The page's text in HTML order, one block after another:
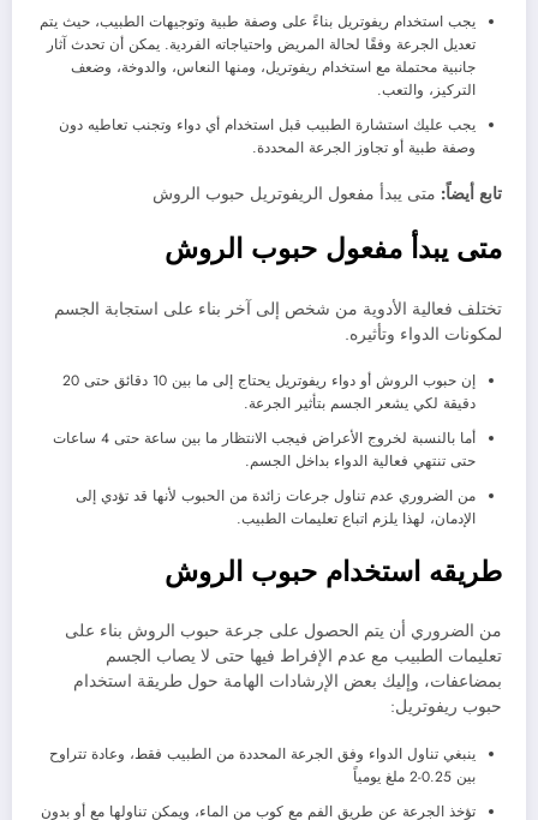
يجب استخدام ريفوتريل بناءً على وصفة طبية وتوجيهات الطبيب، حيث يتم
تعديل الجرعة وفقًا لحالة المريض واحتياجاته الفردية. يمكن أن تحدث آثار
جانبية محتملة مع استخدام ريفوتريل، ومنها النعاس، والدوخة، وضعف
التركيز، والتعب.
يجب عليك استشارة الطبيب قبل استخدام أي دواء وتجنب تعاطيه دون
وصفة طبية أو تجاوز الجرعة المحددة.
تابع أيضاً: متى يبدأ مفعول الريفوتريل حبوب الروش
متى يبدأ مفعول حبوب الروش
تختلف فعالية الأدوية من شخص إلى آخر بناء على استجابة الجسم
لمكونات الدواء وتأثيره.
إن حبوب الروش أو دواء ريفوتريل يحتاج إلى ما بين 10 دقائق حتى 20
دقيقة لكي يشعر الجسم بتأثير الجرعة.
أما بالنسبة لخروج الأعراض فيجب الانتظار ما بين ساعة حتى 4 ساعات
حتى تنتهي فعالية الدواء بداخل الجسم.
من الضروري عدم تناول جرعات زائدة من الحبوب لأنها قد تؤدي إلى
الإدمان، لهذا يلزم اتباع تعليمات الطبيب.
طريقه استخدام حبوب الروش
من الضروري أن يتم الحصول على جرعة حبوب الروش بناء على
تعليمات الطبيب مع عدم الإفراط فيها حتى لا يصاب الجسم
بمضاعفات، وإليك بعض الإرشادات الهامة حول طريقة استخدام
حبوب ريفوتريل:
ينبغي تناول الدواء وفق الجرعة المحددة من الطبيب فقط، وعادة تتراوح
بين 0.25-2 ملغ يومياً
تؤخذ الجرعة عن طريق الفم مع كوب من الماء، ويمكن تناولها مع أو بدون